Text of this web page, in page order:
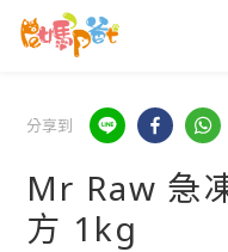
分享到
Mr Raw 急
方 1kg